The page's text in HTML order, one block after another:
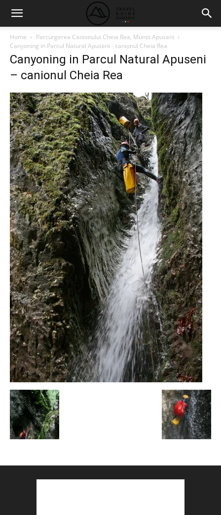
Home
Parcurgerea Canionului Cheia Rea, Munții Apuseni
Canyoning in Parcul Natural Apuseni - canionul Cheia Rea
Canyoning in Parcul Natural Apuseni
– canionul Cheia Rea